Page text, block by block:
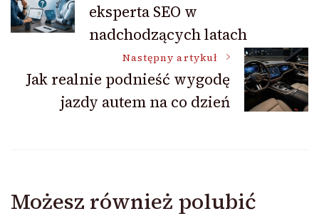
wpisueksperta SEO w
nadchodzących latach
Następny artykuł
Jak realnie podnieść wygodę
jazdy autem na co dzień
Możesz również polubić